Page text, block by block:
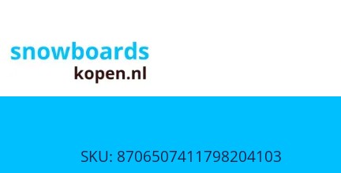
SKU: 8706507411798204103